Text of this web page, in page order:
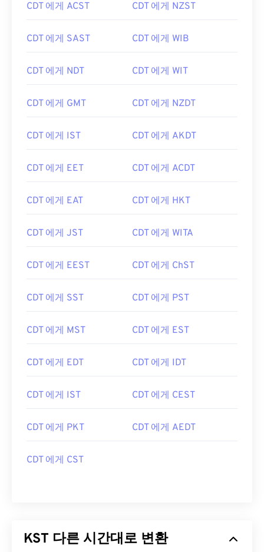
CDT 에게 ACST CDT 에게 NZST
CDT 에게 SAST CDT 에게 WIB
CDT 에게 NDT CDT 에게 WIT
CDT 에게 GMT CDT 에게 NZDT
CDT 에게 IST CDT 에게 AKDT
CDT 에게 EET CDT 에게 ACDT
CDT 에게 EAT CDT 에게 HKT
CDT 에게 JST CDT 에게 WITA
CDT 에게 EEST CDT 에게 ChST
CDT 에게 SST CDT 에게 PST
CDT 에게 MST CDT 에게 EST
CDT 에게 EDT CDT 에게 IDT
CDT 에게 IST CDT 에게 CEST
CDT 에게 PKT CDT 에게 AEDT
CDT 에게 CST
KST 다른 시간대로 변환